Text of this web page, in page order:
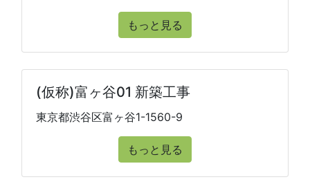
もっと見る
(仮称)富ヶ谷01 新築工事
東京都渋谷区富ヶ谷1-1560-9
もっと見る